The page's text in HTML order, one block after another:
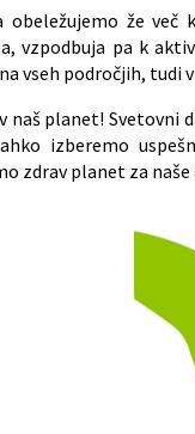
obeležujemo že
vzpodbuja pa k
vseh področjih, tudi
planet! Svetovni
izberemo
zdrav planet za